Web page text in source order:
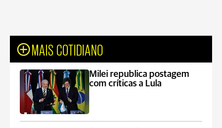
MAIS COTIDIANO
Milei republica postagem
com críticas a Lula